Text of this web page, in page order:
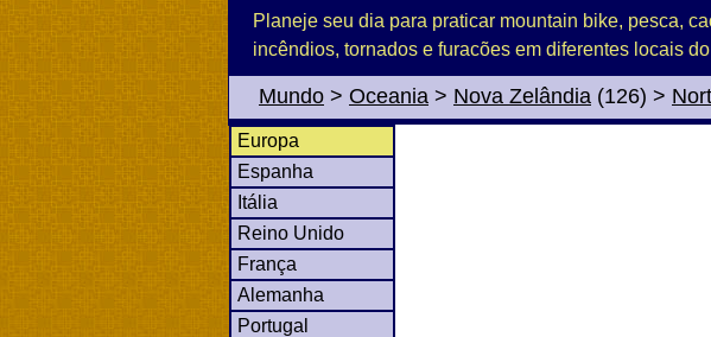
Planeje seu dia para praticar mountain bike, pesca,
incêndios, tornados e furacões em diferentes locais
Mundo > Oceania > Nova Zelândia (126) >
Europa
Espanha
Itália
Reino Unido
França
Alemanha
Portugal